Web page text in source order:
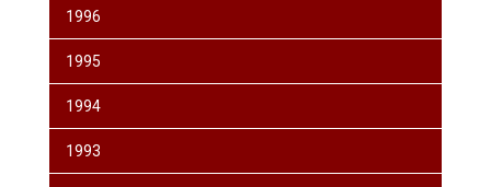
1996
1995
1994
1993